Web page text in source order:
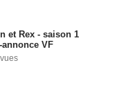
et Rex - saison 1
annonce VF